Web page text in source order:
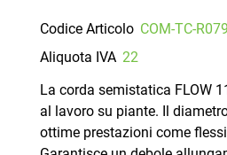
Codice Articolo COM-TC-
Aliquota IVA 22
La corda semistatica FLOW
al lavoro su piante. Il
ottime prestazioni come